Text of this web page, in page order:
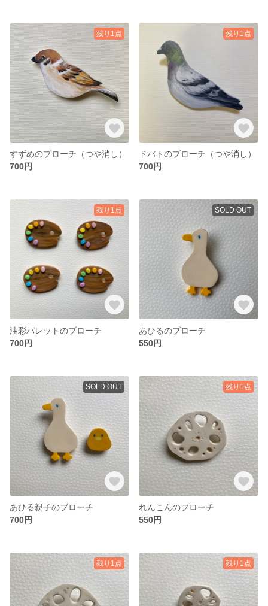
残り1点
すずめのブローチ（つや消し）
700円
残り1点
ドバトのブローチ（つや消し）
700円
残り1点
油彩パレットのブローチ
700円
SOLD OUT
あひるのブローチ
550円
SOLD OUT
あひる親子のブローチ
700円
残り1点
れんこんのブローチ
550円
残り1点 残り1点